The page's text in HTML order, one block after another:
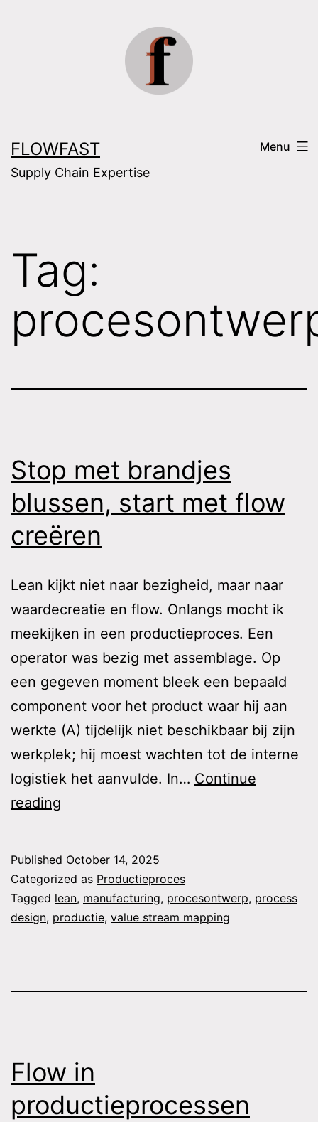
FLOWFAST
Supply Chain Expertise
Menu
Tag:
Stop met brandjes
blussen, start met flow
creëren
Lean kijkt niet naar bezigheid, maar naar
waardecreatie en flow. Onlangs mocht ik
meekijken in een productieproces. Een
operator was bezig met assemblage. Op
een gegeven moment bleek een bepaald
component voor het product waar hij aan
werkte (A) tijdelijk niet beschikbaar bij zijn
werkplek; hij moest wachten tot de interne
logistiek het aanvulde. In… Continue
reading
blussen,
start
met
Published October 14, 2025
Categorized as Productieproces
Tagged lean, manufacturing, procesontwerp, process
design, productie, value stream mapping
Flow in
productieprocessen